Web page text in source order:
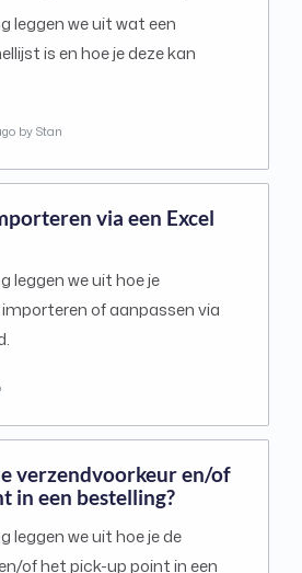
leggen we uit wat een
is en hoe je deze kan
by Stan
via een Excel
leggen we uit hoe je
of aanpassen via
verzendvoorkeur en/of
in een bestelling?
leggen we uit hoe je de
of het pick-up point in een